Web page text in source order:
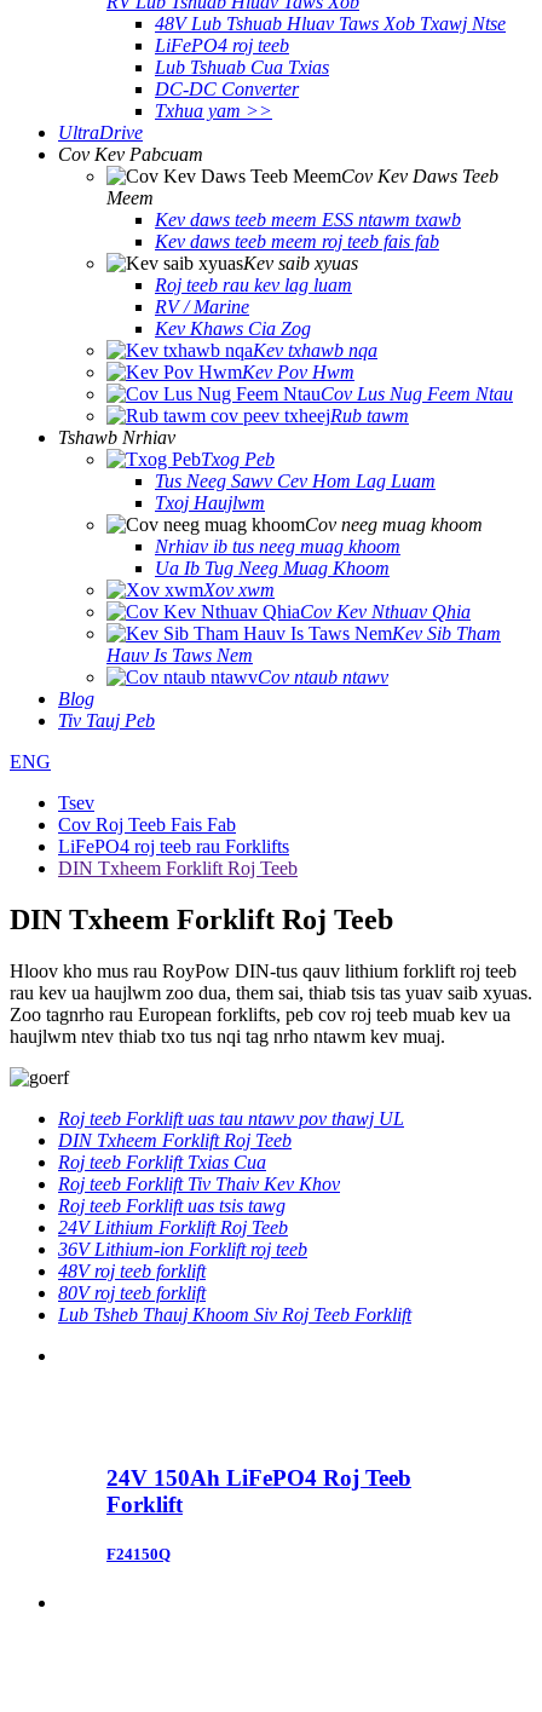
48V Lub Tshuab Hluav Taws Xob Txawj Ntse
LiFePO4 roj teeb
Lub Tshuab Cua Txias
DC-DC Converter
Txhua yam >>
UltraDrive
Cov Kev Pabcuam
Cov Kev Daws Teeb
Meem
Kev daws teeb meem ESS ntawm txawb
Kev daws teeb meem roj teeb fais fab
Kev saib xyuas
Roj teeb rau kev lag luam
RV / Marine
Kev Khaws Cia Zog
Kev txhawb nqa
Kev Pov Hwm
Cov Lus Nug Feem Ntau
Rub tawm
Tshawb Nrhiav
Txog Peb
Tus Neeg Sawv Cev Hom Lag Luam
Txoj Haujlwm
Cov neeg muag khoom
Nrhiav ib tus neeg muag khoom
Ua Ib Tug Neeg Muag Khoom
Xov xwm
Cov Kev Nthuav Qhia
Kev Sib Tham
Hauv Is Taws Nem
Cov ntaub ntawv
Blog
Tiv Tauj Peb
ENG
Tsev
Cov Roj Teeb Fais Fab
LiFePO4 roj teeb rau Forklifts
DIN Txheem Forklift Roj Teeb
DIN Txheem Forklift Roj Teeb
Hloov kho mus rau RoyPow DIN-tus qauv lithium forklift roj teeb
rau kev ua haujlwm zoo dua, them sai, thiab tsis tas yuav saib xyuas.
Zoo tagnrho rau European forklifts, peb cov roj teeb muab kev ua
haujlwm ntev thiab txo tus nqi tag nrho ntawm kev muaj.
Roj teeb Forklift uas tau ntawv pov thawj UL
DIN Txheem Forklift Roj Teeb
Roj teeb Forklift Txias Cua
Roj teeb Forklift Tiv Thaiv Kev Khov
Roj teeb Forklift uas tsis tawg
24V Lithium Forklift Roj Teeb
36V Lithium-ion Forklift roj teeb
48V roj teeb forklift
80V roj teeb forklift
Lub Tsheb Thauj Khoom Siv Roj Teeb Forklift
24V 150Ah LiFePO4 Roj Teeb
Forklift
F24150Q